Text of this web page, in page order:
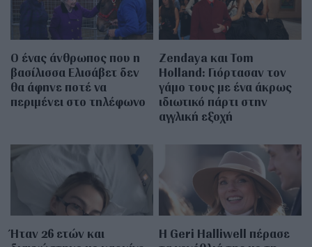
Ο ένας άνθρωπος που η
βασίλισσα Ελισάβετ δεν
θα άφηνε ποτέ να
περιμένει στο τηλέφωνο
Zendaya και Tom
Holland: Γιόρτασαν τον
γάμο τους με ένα άκρως
ιδιωτικό πάρτι στην
αγγλική εξοχή
Ήταν 26 ετών και
Η Geri Halliwell πέρασε